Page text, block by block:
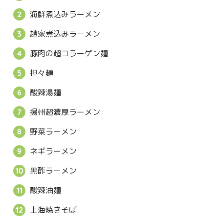
海鮮煮込みラーメン
趙家煮込みラーメン
豚肉の超コラーゲン麺
担々麺
酸辣湯麺
揚州超濃厚ラーメン
野菜ラーメン
ネギラーメン
黒酢ラーメン
酸辣油麺
上海焼きそば